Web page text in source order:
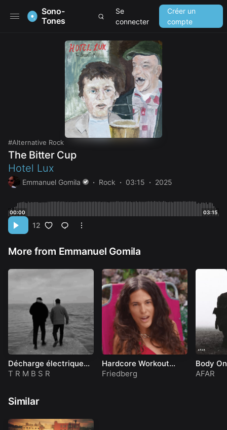
Sono-
Tones
Se
connecter
Créer un
compte
Alternative Rock
The Bitter Cup
Hotel Lux
Emmanuel Gomila Rock 03:15 2025
00:00 03:15
12
More from Emmanuel Gomila
Décharge électrique
(clip officiel)
T R M B S R
Hardcore Workout
Queen (Official Music
Friedberg
Body
AFAR
Similar